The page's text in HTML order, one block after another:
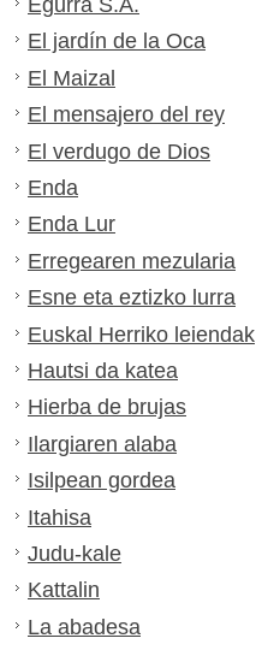
Egurra S.A.
El jardín de la Oca
El Maizal
El mensajero del rey
El verdugo de Dios
Enda
Enda Lur
Erregearen mezularia
Esne eta eztizko lurra
Euskal Herriko leiendak
Hautsi da katea
Hierba de brujas
Ilargiaren alaba
Isilpean gordea
Itahisa
Judu-kale
Kattalin
La abadesa